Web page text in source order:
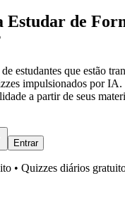
Estudar de
estudantes que estão
impulsionados por IA.
a partir de seus
Entrar
• Quizzes diários